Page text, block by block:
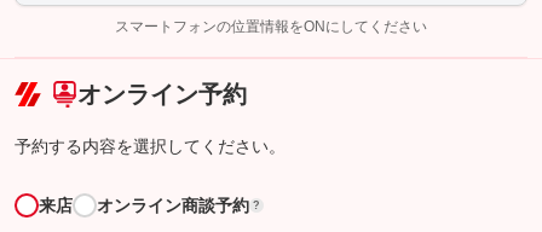
完了してください。
こちら
スマートフォンの位置情報をONにしてください
オンライン予約
予約する内容を選択してください。
来店 オンライン商談予約 ?